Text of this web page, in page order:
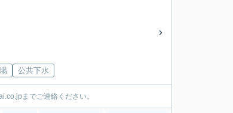
公共下水
までご連絡ください。